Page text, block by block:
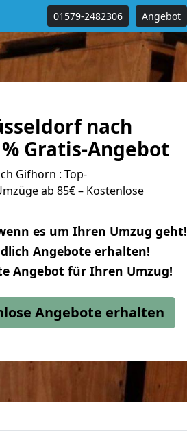
01579-2482306 Angebot
nach
Gratis-Angebot
Gifhorn : Top-
ab 85€ – Kostenlose
es um Ihren Umzug geht!
Angebote erhalten!
Angebot für Ihren Umzug!
Angebote erhalten